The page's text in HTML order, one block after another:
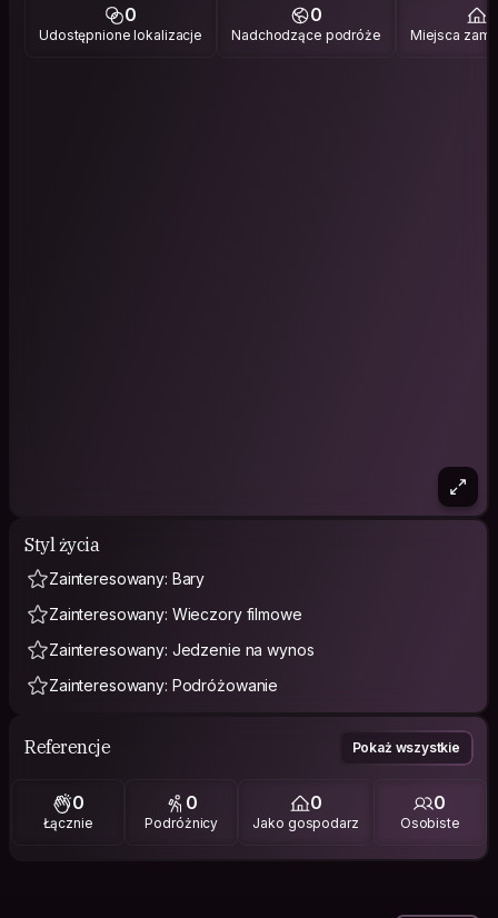
0
Udostępnione lokalizacje
0
Nadchodzące podróże Miejsca
Styl życia
Zainteresowany: Bary
Zainteresowany: Wieczory filmowe
Zainteresowany: Jedzenie na wynos
Zainteresowany: Podróżowanie
Referencje Pokaż wszystkie
0
Łącznie
0
Podróżnicy
0
Jako gospodarz
0
Osobiste